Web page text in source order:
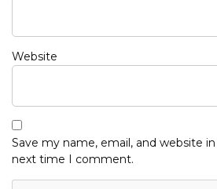
Website
Save my name, email, and website
next time I comment.